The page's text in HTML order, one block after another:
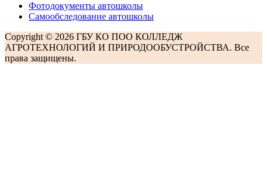
Фотодокументы автошколы
Самообследование автошколы
Copyright © 2026 ГБУ КО ПОО КОЛЛЕДЖ
АГРОТЕХНОЛОГИЙ И ПРИРОДООБУСТРОЙСТВА. Все
права защищены.